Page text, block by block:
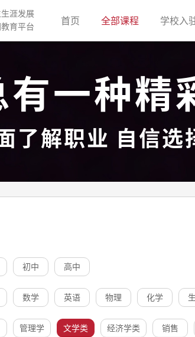
涯发展
育平台
首页(current)全部课程(current)
学校入
有一种精
了解职业 自信选
初中 高中
数学 英语 物理 化学
管理学 文学类 经济学类 销售